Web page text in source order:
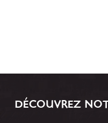
DÉCOUVREZ